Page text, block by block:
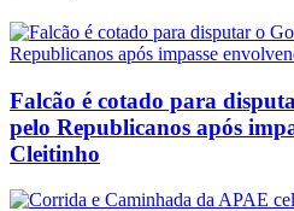
Falcão é cotado para
pelo Republicanos após
Cleitinho